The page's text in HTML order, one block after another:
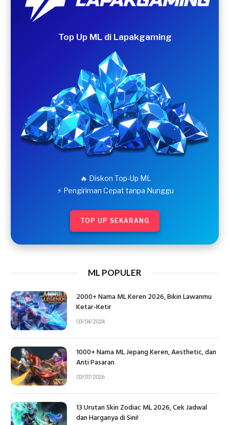
Top Up ML di Lapakgaming
🔥 Diskon Top-Up ML
⚡ Pengiriman Cepat tanpa Nunggu
TOP UP SEKARANG
ML POPULER
2000+ Nama ML Keren 2026, Bikin Lawanmu
Ketar-Ketir
03/04/2024
1000+ Nama ML Jepang Keren, Aesthetic, dan
Anti Pasaran
03/07/2026
13 Urutan Skin Zodiac ML 2026, Cek Jadwal
dan Harganya di Sini!